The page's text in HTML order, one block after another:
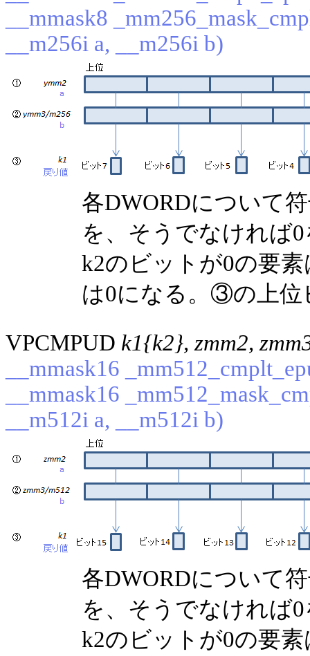
__mmask8
__m256i a, __m256i b)
各DWORDについて
を、そうでなければ
k2のビットが0の要
は0になる。③の上位
VPCMPUD k1{k2}, zmm2,
__mmask16
__mmask16
__m512i a, __m512i b)
各DWORDについて
を、そうでなければ
k2のビットが0の要